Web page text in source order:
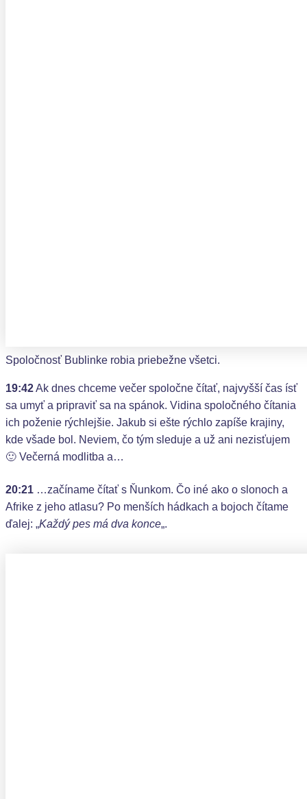
Spoločnosť Bublinke robia priebežne všetci.
19:42Ak dnes chceme večer spoločne čítať, najvyšší čas ísť
sa umyť a pripraviť sa na spánok. Vidina spoločného čítania
ich poženie rýchlejšie. Jakub si ešte rýchlo zapíše krajiny,
kde všade bol. Neviem, čo tým sleduje a už ani nezisťujem
🙂 Večerná modlitba a…
20:21 …začíname čítať s Ňunkom. Čo iné ako o slonoch a
Afrike z jeho atlasu? Po menších hádkach a bojoch čítame
ďalej: „Každý pes má dva konce„.